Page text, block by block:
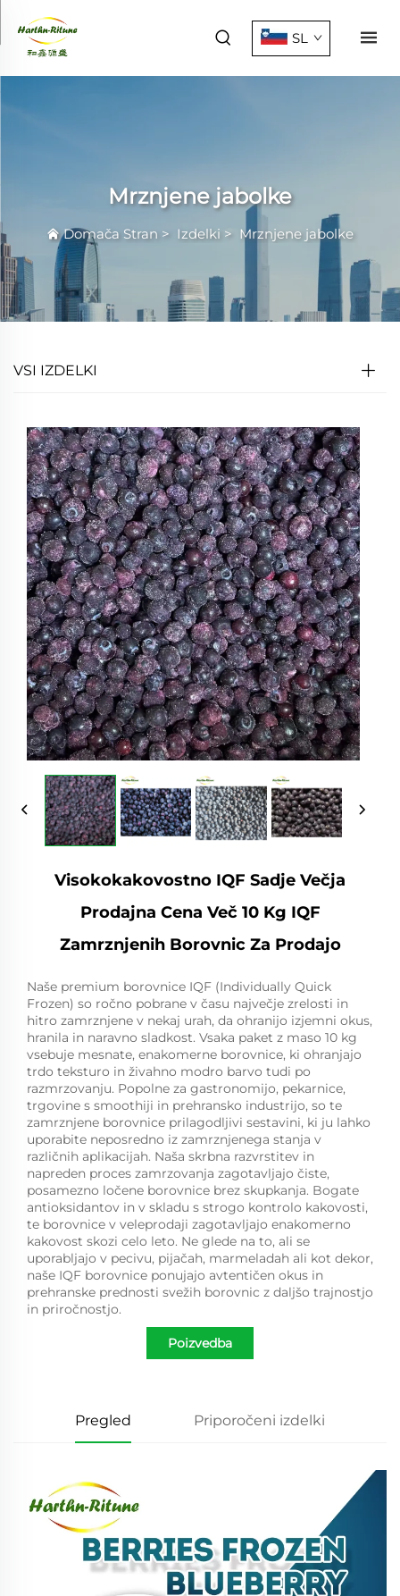
SL
Mrznjene jabolke
Domača Stran > Izdelki > Mrznjene jabolke
VSI IZDELKI
Visokokakovostno IQF Sadje Večja
Prodajna Cena Več 10 Kg IQF
Zamrznjenih Borovnic Za Prodajo
Naše premium borovnice IQF (Individually Quick
Frozen) so ročno pobrane v času največje zrelosti in
hitro zamrznjene v nekaj urah, da ohranijo izjemni okus,
hranila in naravno sladkost. Vsaka paket z maso 10 kg
vsebuje mesnate, enakomerne borovnice, ki ohranjajo
trdo teksturo in živahno modro barvo tudi po
razmrzovanju. Popolne za gastronomijo, pekarnice,
trgovine s smoothiji in prehransko industrijo, so te
zamrznjene borovnice prilagodljivi sestavini, ki ju lahko
uporabite neposredno iz zamrznjenega stanja v
različnih aplikacijah. Naša skrbna razvrstitev in
napreden proces zamrzovanja zagotavljajo čiste,
posamezno ločene borovnice brez skupkanja. Bogate
antioksidantov in v skladu s strogo kontrolo kakovosti,
te borovnice v veleprodaji zagotavljajo enakomerno
kakovost skozi celo leto. Ne glede na to, ali se
uporabljajo v pecivu, pijačah, marmeladah ali kot dekor,
naše IQF borovnice ponujajo avtentičen okus in
prehranske prednosti svežih borovnic z daljšo trajnostjo
in priročnostjo.
Poizvedba
Pregled Priporočeni izdelki